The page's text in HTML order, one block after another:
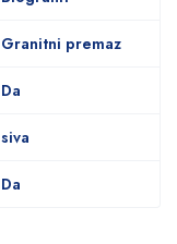
Granitni premaz
Da
siva
Da